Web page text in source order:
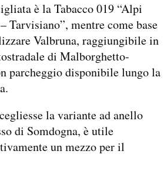
è la Tabacco 019 “Alpi
Tarvisiano”, mentre come base
Valbruna, raggiungibile in
di Malborghetto-
parcheggio disponibile lungo la
la variante ad anello
di Somdogna, è utile
un mezzo per il